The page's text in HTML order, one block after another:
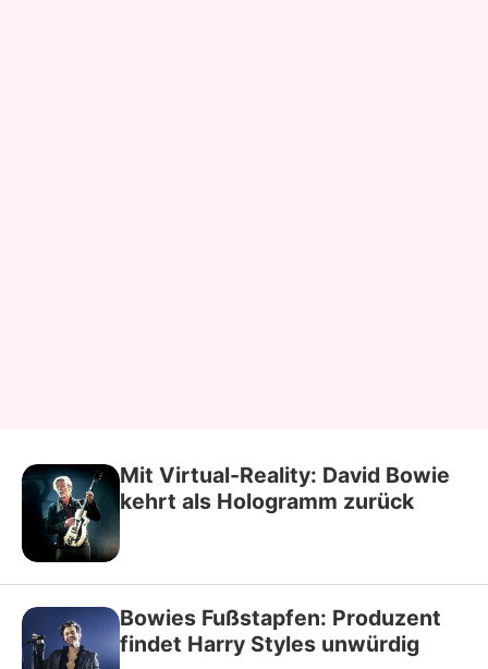
Mit Virtual-Reality: David Bowie
kehrt als Hologramm zurück
Bowies Fußstapfen: Produzent
findet Harry Styles unwürdig